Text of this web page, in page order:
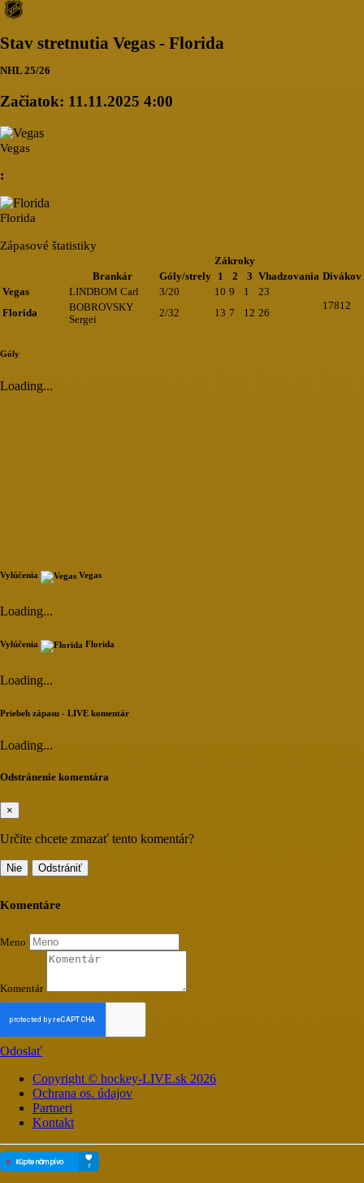
Stav stretnutia Vegas - Florida
NHL 25/26
Začiatok: 11.11.2025 4:00
Vegas
:
Florida
Zápasové štatistiky
Zákroky
Brankár
Góly/strely 1 2 3 Vhadzovania Divákov
Vegas
LINDBOM Carl 3/20 10 9 1
23
17812
Florida
BOBROVSKY
Sergei
2/32 13 7 12 26
Góly
Loading...
Vylúčenia Vegas
Loading...
Vylúčenia Florida
Loading...
Priebeh zápasu - LIVE komentár
Loading...
Odstránenie komentára
×
Určite chcete zmazať tento komentár?
Nie Odstrániť
Komentáre
Meno
Komentár
Odoslať
Copyright © hockey-LIVE.sk 2026
Ochrana os. údajov
Partneri
Kontakt